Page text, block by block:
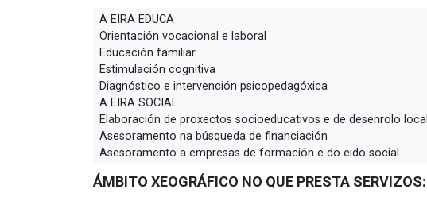
A EIRA EDUCA
Orientación vocacional e laboral
Educación familiar
Estimulación cognitiva
Diagnóstico e intervención psicopedagóxica
A EIRA SOCIAL
Elaboración de proxectos socioeducativos e de desenrolo local
Asesoramento na búsqueda de financiación
Asesoramento a empresas de formación e do eido social
ÁMBITO XEOGRÁFICO NO QUE PRESTA SERVIZOS: